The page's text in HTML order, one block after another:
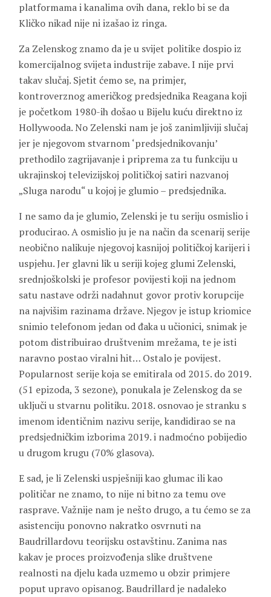
platformama i kanalima ovih dana, reklo bi se da
Kličko nikad nije ni izašao iz ringa.
Za Zelenskog znamo da je u svijet politike dospio iz
komercijalnog svijeta industrije zabave. I nije prvi
takav slučaj. Sjetit ćemo se, na primjer,
kontroverznog američkog predsjednika Reagana koji
je početkom 1980-ih došao u Bijelu kuću direktno iz
Hollywooda. No Zelenski nam je još zanimljiviji slučaj
jer je njegovom stvarnom ‘predsjednikovanju’
prethodilo zagrijavanje i priprema za tu funkciju u
ukrajinskoj televizijskoj političkoj satiri nazvanoj
„Sluga narodu“ u kojoj je glumio – predsjednika.
I ne samo da je glumio, Zelenski je tu seriju osmislio i
producirao. A osmislio ju je na način da scenarij serije
neobično nalikuje njegovoj kasnijoj političkoj karijeri i
uspjehu. Jer glavni lik u seriji kojeg glumi Zelenski,
srednjoškolski je profesor povijesti koji na jednom
satu nastave održi nadahnut govor protiv korupcije
na najvišim razinama države. Njegov je istup kriomice
snimio telefonom jedan od đaka u učionici, snimak je
potom distribuirao društvenim mrežama, te je isti
naravno postao viralni hit… Ostalo je povijest.
Popularnost serije koja se emitirala od 2015. do 2019.
(51 epizoda, 3 sezone), ponukala je Zelenskog da se
uključi u stvarnu politiku. 2018. osnovao je stranku s
imenom identičnim nazivu serije, kandidirao se na
predsjedničkim izborima 2019. i nadmoćno pobijedio
u drugom krugu (70% glasova).
E sad, je li Zelenski uspješniji kao glumac ili kao
političar ne znamo, to nije ni bitno za temu ove
rasprave. Važnije nam je nešto drugo, a tu ćemo se za
asistenciju ponovno nakratko osvrnuti na
Baudrillardovu teorijsku ostavštinu. Zanima nas
kakav je proces proizvođenja slike društvene
realnosti na djelu kada uzmemo u obzir primjere
poput upravo opisanog. Baudrillard je nadaleko